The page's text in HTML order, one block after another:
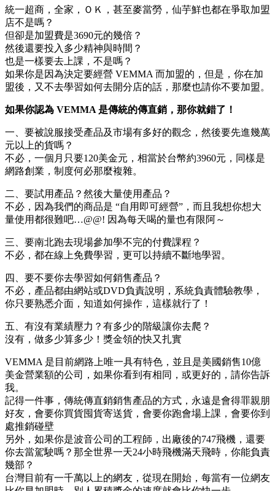
統一超商，全家，ＯＫ，甚至麥當勞，仙芋鮮也都在爭取加盟
店不是嗎？
但卻是加盟費是3690元的幾倍？
然後還要投入多少精神與時間？
也是一樣要去上課，不是嗎？
如果你是因為決定要經營 VEMMA 而加盟的，但是，你在加
盟後，又不去學習如何去開分店的話，那麼也請你不要加盟。
如果你認為 VEMMA 是傳統的傳直銷，那你就錯了！
一、要被說服接受產品及市場有多好的觀念，然後要先進幾萬
元以上的貨嗎？
不必，一個月只要120美金元，相當於台幣約3960元，同樣是
網路創業，制度何必那麼複雜。
二、要試用產品？然後大量使用產品？
不必，因為我們的商品是 “自用即可經營”，而且我想你想大
量使用都很難吧…@@! 因為每天喝的量也有限阿～
三、要南北跑去現場參加學不完的付費課程？
不必，都在線上免費學習，更可以持續不斷地學習。
四、要不要你去學習如何銷售產品？
不必，產品都由網站或DVD負責說明，系統負責體驗教學，
你只要熟悉介面，知道如何操作，這樣就行了！
五、有沒有業績壓力？有多少的階級讓你去爬？
沒有，做多少算多少！獎金領的快又扎實
VEMMA 是目前網路上唯一具有特色，並且是美國銷售10億
美金營業額的公司，如果你看到有相同，或更好的，請你告訴
我。
記得一件事，傳統傳直銷銷售產品的方式，永遠是會得罪親朋
好友，會要你買貨囤貨寄送貨，會要你跑會場上課，會要你到
處推銷碰壁
另外，如果你是波音公司的工程師，出廠後的747飛機，還要
你去當駕駛嗎？那全世界一天24小時飛機滿天飛時，你能負責
幾部？
台灣目前有一千萬以上的網友，從現在開始，每當有一位網友